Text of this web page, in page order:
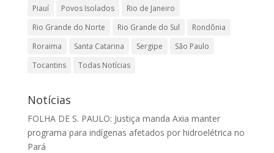
Piauí
Povos Isolados
Rio de Janeiro
Rio Grande do Norte
Rio Grande do Sul
Rondônia
Roraima
Santa Catarina Sergipe
São Paulo
Tocantins
Todas Notícias
Notícias
FOLHA DE S. PAULO: Justiça manda Axia manter
programa para indígenas afetados por hidroelétrica no
Pará